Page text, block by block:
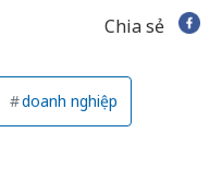
Chia sẻ
doanh nghiệp